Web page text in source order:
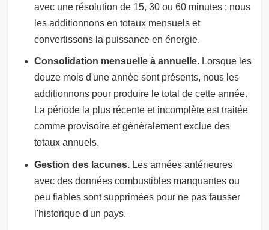
avec une résolution de 15, 30 ou 60 minutes ; nous
les additionnons en totaux mensuels et
convertissons la puissance en énergie.
Consolidation mensuelle à annuelle. Lorsque les
douze mois d'une année sont présents, nous les
additionnons pour produire le total de cette année.
La période la plus récente et incomplète est traitée
comme provisoire et généralement exclue des
totaux annuels.
Gestion des lacunes. Les années antérieures
avec des données combustibles manquantes ou
peu fiables sont supprimées pour ne pas fausser
l'historique d'un pays.